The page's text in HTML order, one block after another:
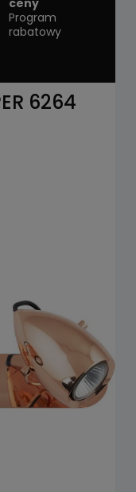
Program
rabatowy
6264